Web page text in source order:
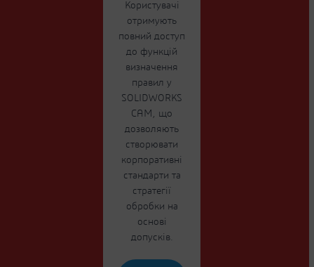
Користувачі
отримують
повний доступ
до функцій
визначення
правил у
SOLIDWORKS
CAM, що
дозволяють
створювати
корпоративні
стандарти та
стратегії
обробки на
основі
допусків.